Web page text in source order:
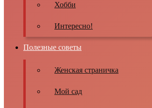
Хобби
Интересно!
Полезные советы
Женская страничка
Мой сад